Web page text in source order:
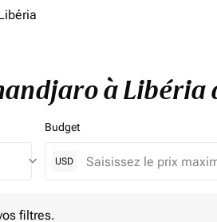
à Libéria
keyboard_arrow_down
Budget
USD
filtres.